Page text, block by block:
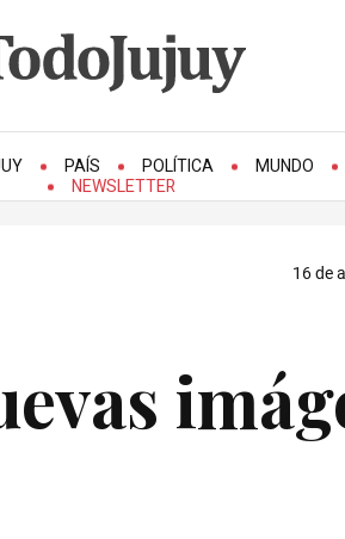
PAÍS POLÍTICA MUNDO
NEWSLETTER
16 de